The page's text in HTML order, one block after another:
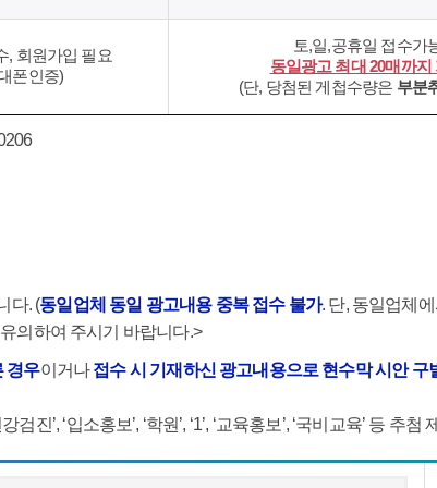
, 회원가입 필요
폰인증)
토,일,공휴일 접수가
동일광고 최대 20매까지
(단, 당첨된 게첩수량은 부분
다. (동일업체 동일 광고내용 중복 접수 불가. 단, 동일업체
의하여 주시기 바랍니다.>
경우이거나접수 시 기재하신 광고내용으로 현수막 시안 구
진’, ‘입소홍보’, ‘학원’, ‘1’, ‘교육홍보’, ‘국비교육’ 등 추첨